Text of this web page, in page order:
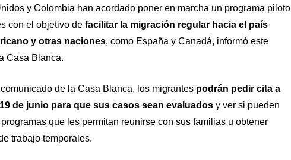
y Colombia han acordado poner en marcha un programa piloto
con el objetivo de facilitar la migración regular hacia el país
y otras naciones, como España y Canadá, informó este
Casa Blanca.
de la Casa Blanca, los migrantes podrán pedir cita a
de junio para que sus casos sean evaluadosy ver si pueden
que les permitan reunirse con sus familias u obtener
trabajo temporales.